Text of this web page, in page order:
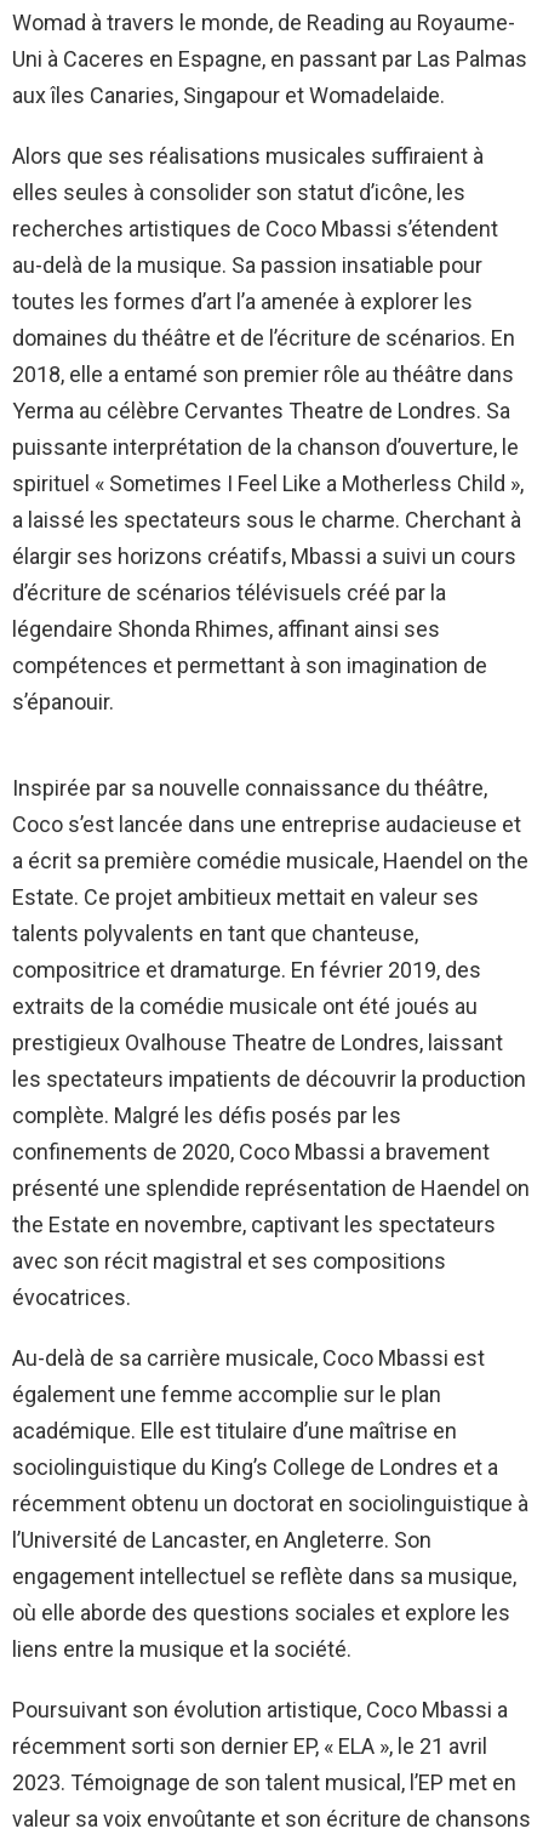
Womad à travers le monde, de Reading au Royaume-
Uni à Caceres en Espagne, en passant par Las Palmas
aux îles Canaries, Singapour et Womadelaide.
Alors que ses réalisations musicales suffiraient à
elles seules à consolider son statut d’icône, les
recherches artistiques de Coco Mbassi s’étendent
au-delà de la musique. Sa passion insatiable pour
toutes les formes d’art l’a amenée à explorer les
domaines du théâtre et de l’écriture de scénarios. En
2018, elle a entamé son premier rôle au théâtre dans
Yerma au célèbre Cervantes Theatre de Londres. Sa
puissante interprétation de la chanson d’ouverture, le
spirituel « Sometimes I Feel Like a Motherless Child »,
a laissé les spectateurs sous le charme. Cherchant à
élargir ses horizons créatifs, Mbassi a suivi un cours
d’écriture de scénarios télévisuels créé par la
légendaire Shonda Rhimes, affinant ainsi ses
compétences et permettant à son imagination de
s’épanouir.
Inspirée par sa nouvelle connaissance du théâtre,
Coco s’est lancée dans une entreprise audacieuse et
a écrit sa première comédie musicale, Haendel on the
Estate. Ce projet ambitieux mettait en valeur ses
talents polyvalents en tant que chanteuse,
compositrice et dramaturge. En février 2019, des
extraits de la comédie musicale ont été joués au
prestigieux Ovalhouse Theatre de Londres, laissant
les spectateurs impatients de découvrir la production
complète. Malgré les défis posés par les
confinements de 2020, Coco Mbassi a bravement
présenté une splendide représentation de Haendel on
the Estate en novembre, captivant les spectateurs
avec son récit magistral et ses compositions
évocatrices.
Au-delà de sa carrière musicale, Coco Mbassi est
également une femme accomplie sur le plan
académique. Elle est titulaire d’une maîtrise en
sociolinguistique du King’s College de Londres et a
récemment obtenu un doctorat en sociolinguistique à
l’Université de Lancaster, en Angleterre. Son
engagement intellectuel se reflète dans sa musique,
où elle aborde des questions sociales et explore les
liens entre la musique et la société.
Poursuivant son évolution artistique, Coco Mbassi a
récemment sorti son dernier EP, « ELA », le 21 avril
2023. Témoignage de son talent musical, l’EP met en
valeur sa voix envoûtante et son écriture de chansons